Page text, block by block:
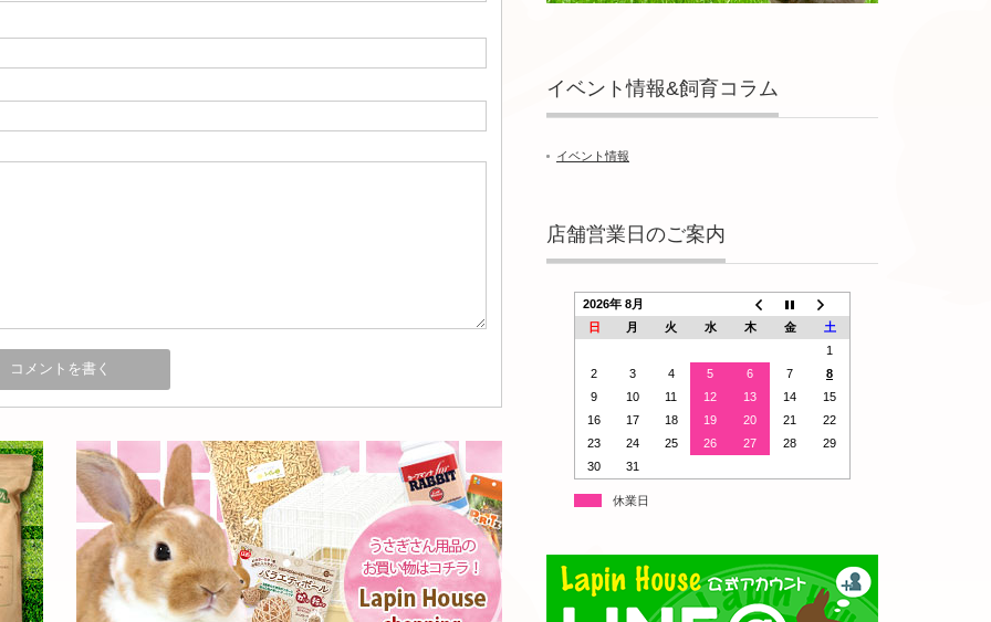
イベント情報&飼育コラム
イベント情報
店舗営業日のご案内
2026年 8月
日
月 火 水 木 金
土
1
2
3 4 5 6 7
8
9
10 11 12 13 14
15
16
17 18 19 20 21
22
23
24 25 26 27 28
29
30
31
休業日